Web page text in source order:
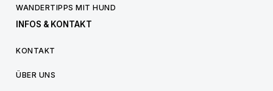
WANDERTIPPS MIT HUND
INFOS & KONTAKT
KONTAKT
ÜBER UNS